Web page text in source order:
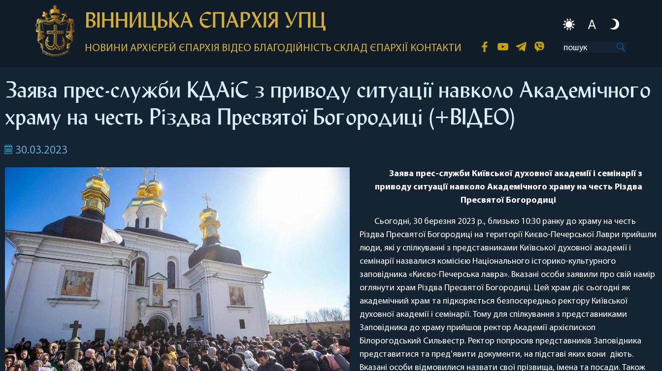
A
ВІННИЦЬКА ЄПАРХІЯ УПЦ
НОВИНИ АРХІЄРЕЙ ЄПАРХІЯ ВІДЕО БЛАГОДІЙНІСТЬ СКЛАД ЄПАРХІЇ КОНТАКТИ
Заява прес-служби КДАіС з приводу ситуації навколо Академічного
храму на честь Різдва Пресвятої Богородиці (+ВІДЕО)
30.03.2023
Заява прес-служби Київської духовної академії і семінарії з
приводу ситуації навколо Академічного храму на честь Різдва
Пресвятої Богородиці
Сьогодні, 30 березня 2023 р., близько 10:30 ранку до храму на честь
Різдва Пресвятої Богородиці на території Києво-Печерської Лаври прийшли
люди, які у спілкуванні з представниками Київської духовної академії і
семінарії назвалися комісією Національного історико-культурного
заповідника «Києво-Печерська лавра». Вказані особи заявили про свій намір
оглянути храм Різдва Пресвятої Богородиці. Цей храм діє сьогодні як
академічний храм та підкоряється безпосередньо ректору Київської
духовної академії і семінарії. Тому для спілкування з представниками
Заповідника до храму прийшов ректор Академії архієпископ
Білорогодський Сильвестр. Ректор попросив представників Заповідника
представитися та пред’явити документи, на підставі яких вони діють.
Вказані особи відмовилися назвати свої прізвища, імена та посади. Також